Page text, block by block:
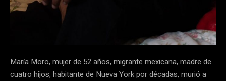
María Moro, mujer de 52 años, migrante mexicana, madre de
cuatro hijos, habitante de Nueva York por décadas, murió a